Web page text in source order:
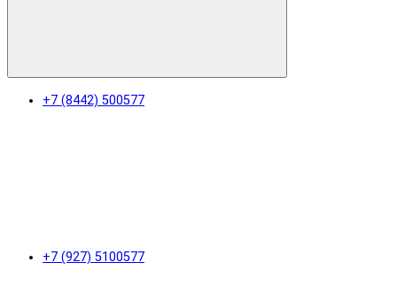
+7 (8442) 500577
+7 (927) 5100577